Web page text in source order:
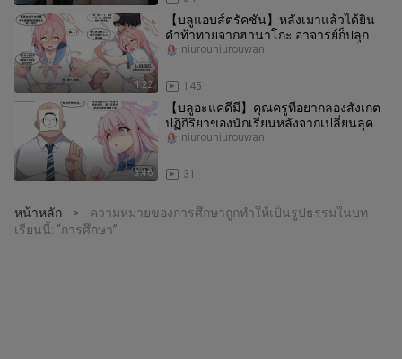
1:22
【บลูแอบส์ตรัคชัน】หลังเมาแล้วได้ยิน
คำท้าทายจากฮานาโกะ อาจารย์ก็ปลุก
สัญชาตญาณสัตว์ร้ายออกมาอย่างเต็มที
145
niurouniurouwan
3:46
【บลูอะแคดีมี】คุณครูที่อยากลองสังเกต
ปฏิกิริยาของนักเรียนหลังจากเปลี่ยนลุค
ใหม่
31
niurouniurouwan
หน้าหลัก >
ความหมายของการศึกษาถูกทำให้เป็นรูปธรรมในบท
เรียนนี้: “การศึกษา”